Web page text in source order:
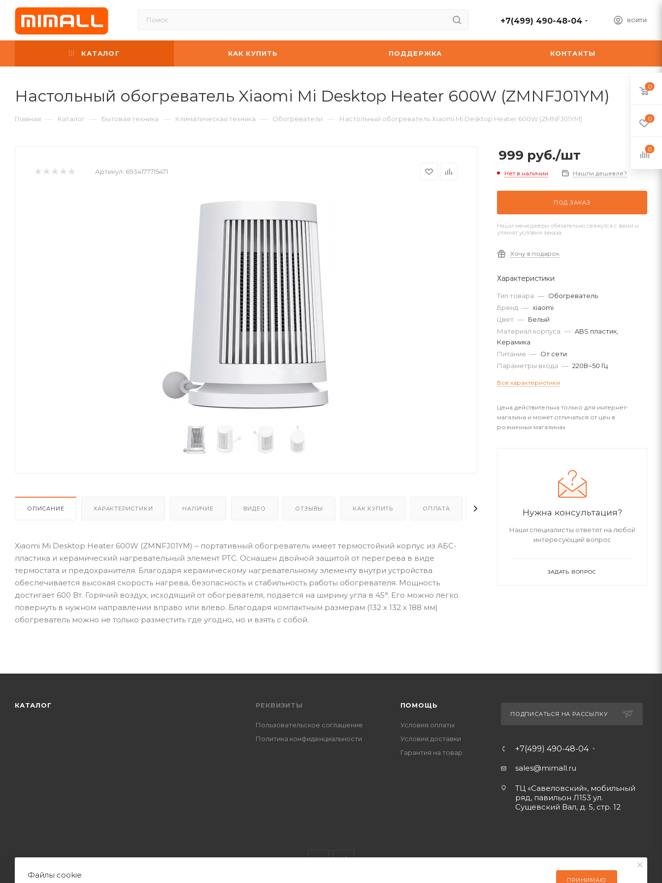
ВОЙТИ
+7(499) 490-48-04
КАТАЛОГ КАК КУПИТЬ ПОДДЕРЖКА КОНТАКТЫ
Настольный обогреватель Xiaomi Mi Desktop Heater 600W (ZMNFJ01YM)
Главная — Каталог — Бытовая техника — Климатическая техника — Обогреватели — Настольный обогреватель Xiaomi Mi Desktop Heater 600W (ZMNFJ01YM)
Артикул: 6934177715471
ОПИСАНИЕ ХАРАКТЕРИСТИКИ НАЛИЧИЕ ВИДЕО ОТЗЫВЫ КАК КУПИТЬ ОПЛАТА
Xiaomi Mi Desktop Heater 600W (ZMNFJ01YM) – портативный обогреватель имеет термостойкий корпус из АБС-
пластика и керамический нагревательный элемент РТС. Оснащен двойной защитой от перегрева в виде
термостата и предохранителя. Благодаря керамическому нагревательному элементу внутри устройства
обеспечивается высокая скорость нагрева, безопасность и стабильность работы обогревателя. Мощность
достигает 600 Вт. Горячий воздух, исходящий от обогревателя, подается на ширину угла в 45°. Его можно легко
повернуть в нужном направлении вправо или влево. Благодаря компактным размерам (132 х 132 х 188 мм)
обогреватель можно не только разместить где угодно, но и взять с собой.
999 руб./шт
Нет в наличии Нашли дешевле?
ПОД ЗАКАЗ
Наши менеджеры обязательно свяжутся с вами и
уточнят условия заказа
Хочу в подарок
Характеристики
Тип товара — Обогреватель
Бренд — xiaomi
Цвет — Белый
Материал корпуса — ABS пластик,
Керамика
Питание — От сети
Параметры входа — 220В~50 Гц
Все характеристики
Цена действительна только для интернет-
магазина и может отличаться от цен в
розничных магазинах
Нужна консультация?
Наши специалисты ответят на любой
интересующий вопрос
ЗАДАТЬ ВОПРОС
КАТАЛОГ РЕКВИЗИТЫ
Пользовательское соглашение
Политика конфиденциальности
ПОМОЩЬ
Условия оплаты
Условия доставки
Гарантия на товар
ПОДПИСАТЬСЯ НА РАССЫЛКУ
+7(499) 490-48-04
sales@mimall.ru
ТЦ «Савеловский», мобильный
ряд, павильон Л153 ул.
Сущевский Вал, д. 5, стр. 12
0
0
0
Файлы cookie
ПРИНИМАЮ